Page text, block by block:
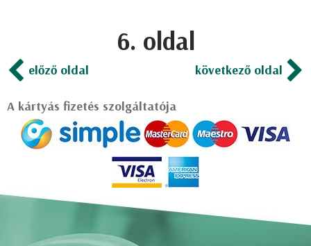
6. oldal
előző oldal következő oldal
A kártyás fizetés szolgáltatója